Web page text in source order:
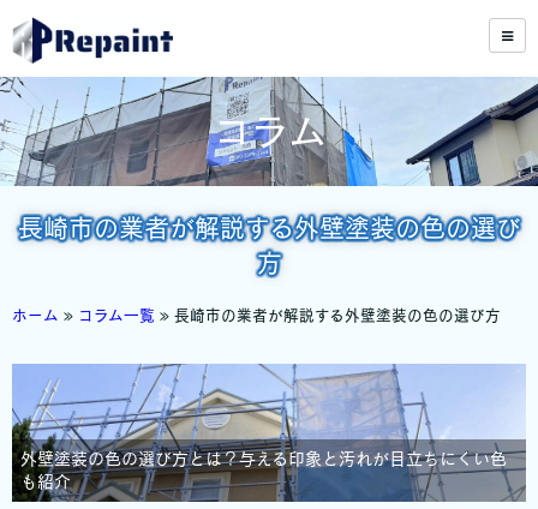
コラム
長崎市の業者が解説する外壁塗装の色の選び
方
ホーム » コラム一覧 » 長崎市の業者が解説する外壁塗装の色の選び方
外壁塗装の色の選び方とは？与える印象と汚れが目立ちにくい色
も紹介